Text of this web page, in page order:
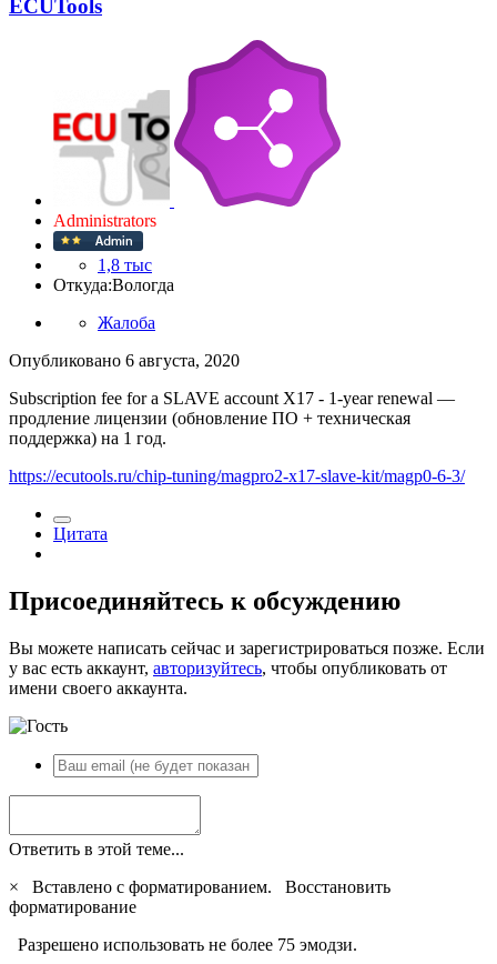
ECUTools
Administrators
1,8 тыс
Откуда:Вологда
Жалоба
Опубликовано 6 августа, 2020
Subscription fee for a SLAVE account X17 - 1-year renewal —
продление лицензии (обновление ПО + техническая
поддержка) на 1 год.
https://ecutools.ru/chip-tuning/magpro2-x17-slave-kit/magp0-6-3/
Цитата
Присоединяйтесь к обсуждению
Вы можете написать сейчас и зарегистрироваться позже. Если
у вас есть аккаунт, авторизуйтесь, чтобы опубликовать от
имени своего аккаунта.
Ответить в этой теме...
×
Вставлено с форматированием. Восстановить
форматирование
Разрешено использовать не более 75 эмодзи.